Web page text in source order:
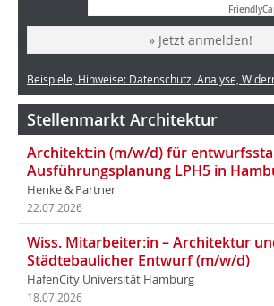
Friendly
» Jetzt anmelden!
Beispiele, Hinweise: Datenschutz, Analyse,
Stellenmarkt Architektur
Architekt:in (m/w/d) für
Ausführungsplanung LPH5 in
Henke & Partner
22.07.2026
Wiss. Mitarbeiter:in – Architektur
Städtebaulicher Entwurf (m/w/d)
HafenCity Universität Hamburg
18.07.2026